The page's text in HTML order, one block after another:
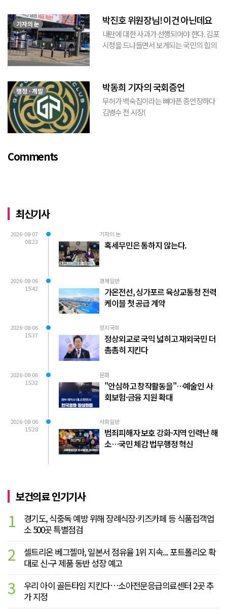
민(惑...
기자의 눈 박진호 위원장님! 이건 아닌데요
내란에 대한 사과가 선행되어야 한다. 김포
시청을 드나들면서 보게되는 국민의 힘의
이 하...
행정 · 개발 박동희 기자의 국회증언
무허가 백숙집이라는 뼈아픈 증언장하다
김병수 전 시장(
Comments
최신기사
2026-08-07
08:23
기자의 눈
혹세무민은 통하지 않는다.
2026-08-06
15:42
경제일반
가온전선, 싱가포르 육상교통청 전력
케이블 첫 공급 계약
2026-08-06
15:37
정치국회
정상외교로 국익 넓히고 재외국민 더
촘촘히 지킨다
2026-08-06
15:32
문화
"안심하고 창작활동을"…예술인 사
회보험·금융 지원 확대
2026-08-06
15:28
사회일반
범죄피해자 보호 강화·지역 인력난 해
소…국민 체감 법무행정 혁신
보건의료 인기기사
1
경기도, 식중독 예방 위해 장례식장·키즈카페 등 식품접객업
소 500곳 특별점검
2
셀트리온 베그젤마, 일본서 점유율 1위 지속... 포트폴리오 확
대로 신·구 제품 동반 성장 예고
3
우리 아이 골든타임 지킨다…소아전문응급의료센터 2곳 추
가 지정